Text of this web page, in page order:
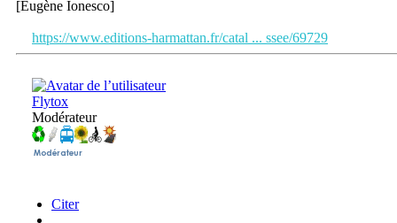
[Eugène Ionesco]
https://www.editions-harmattan.fr/catal ... ssee/69729
Flytox
Modérateur
Citer